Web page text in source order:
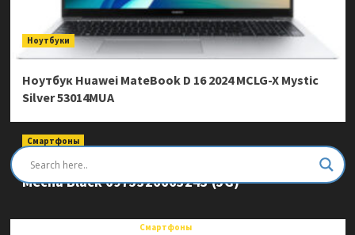
Ноутбуки
Ноутбук Huawei MateBook D 16 2024 MCLG-X Mystic
Silver 53014MUA
Смартфоны
Смартфон Ulefone Armor Mini 20 Pro 8/256Gb
Mecha Black 6975326663243 (5G)
Смартфоны